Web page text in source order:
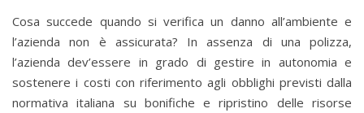
Cosa succede quando si verifica un danno all’ambiente e
l’azienda non è assicurata? In assenza di una polizza,
l’azienda dev’essere in grado di gestire in autonomia e
sostenere i costi con riferimento agli obblighi previsti dalla
normativa italiana su bonifiche e ripristino delle risorse